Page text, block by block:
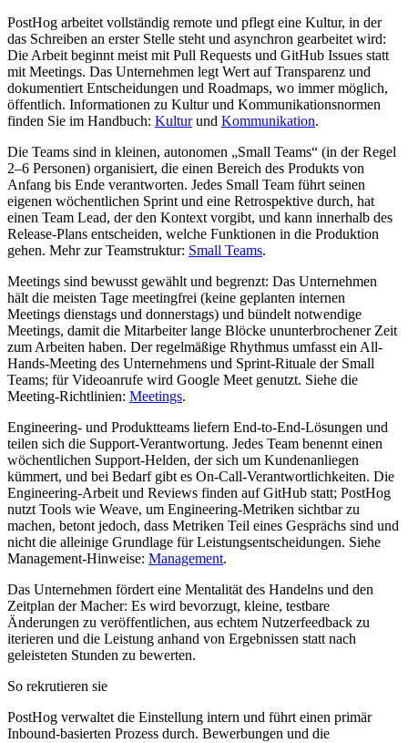
PostHog arbeitet vollständig remote und pflegt eine Kultur, in der
das Schreiben an erster Stelle steht und asynchron gearbeitet wird:
Die Arbeit beginnt meist mit Pull Requests und GitHub Issues statt
mit Meetings. Das Unternehmen legt Wert auf Transparenz und
dokumentiert Entscheidungen und Roadmaps, wo immer möglich,
öffentlich. Informationen zu Kultur und Kommunikationsnormen
finden Sie im Handbuch: Kulturund Kommunikation.
Die Teams sind in kleinen, autonomen „Small Teams“ (in der Regel
2–6 Personen) organisiert, die einen Bereich des Produkts von
Anfang bis Ende verantworten. Jedes Small Team führt seinen
eigenen wöchentlichen Sprint und eine Retrospektive durch, hat
einen Team Lead, der den Kontext vorgibt, und kann innerhalb des
Release-Plans entscheiden, welche Funktionen in die Produktion
gehen. Mehr zur Teamstruktur: Small Teams.
Meetings sind bewusst gewählt und begrenzt: Das Unternehmen
hält die meisten Tage meetingfrei (keine geplanten internen
Meetings dienstags und donnerstags) und bündelt notwendige
Meetings, damit die Mitarbeiter lange Blöcke ununterbrochener Zeit
zum Arbeiten haben. Der regelmäßige Rhythmus umfasst ein All-
Hands-Meeting des Unternehmens und Sprint-Rituale der Small
Teams; für Videoanrufe wird Google Meet genutzt. Siehe die
Meeting-Richtlinien: Meetings.
Engineering- und Produktteams liefern End-to-End-Lösungen und
teilen sich die Support-Verantwortung. Jedes Team benennt einen
wöchentlichen Support-Helden, der sich um Kundenanliegen
kümmert, und bei Bedarf gibt es On-Call-Verantwortlichkeiten. Die
Engineering-Arbeit und Reviews finden auf GitHub statt; PostHog
nutzt Tools wie Weave, um Engineering-Metriken sichtbar zu
machen, betont jedoch, dass Metriken Teil eines Gesprächs sind und
nicht die alleinige Grundlage für Leistungsentscheidungen. Siehe
Management-Hinweise: Management.
Das Unternehmen fördert eine Mentalität des Handelns und den
Zeitplan der Macher: Es wird bevorzugt, kleine, testbare
Änderungen zu veröffentlichen, aus echtem Nutzerfeedback zu
iterieren und die Leistung anhand von Ergebnissen statt nach
geleisteten Stunden zu bewerten.
So rekrutieren sie
PostHog verwaltet die Einstellung intern und führt einen primär
Inbound-basierten Prozess durch. Bewerbungen und die